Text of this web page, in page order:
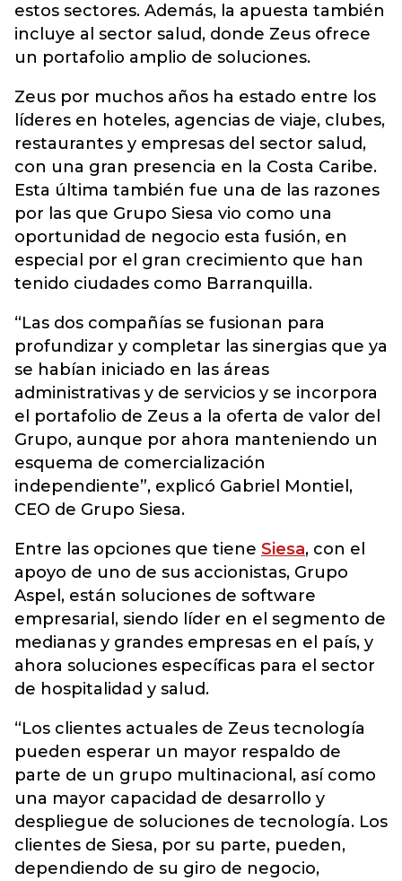
estos sectores. Además, la apuesta también
incluye al sector salud, donde Zeus ofrece
un portafolio amplio de soluciones.
Zeus por muchos años ha estado entre los
líderes en hoteles, agencias de viaje, clubes,
restaurantes y empresas del sector salud,
con una gran presencia en la Costa Caribe.
Esta última también fue una de las razones
por las que Grupo Siesa vio como una
oportunidad de negocio esta fusión, en
especial por el gran crecimiento que han
tenido ciudades como Barranquilla.
“Las dos compañías se fusionan para
profundizar y completar las sinergias que ya
se habían iniciado en las áreas
administrativas y de servicios y se incorpora
el portafolio de Zeus a la oferta de valor del
Grupo, aunque por ahora manteniendo un
esquema de comercialización
independiente”, explicó Gabriel Montiel,
CEO de Grupo Siesa.
Entre las opciones que tiene Siesa, con el
apoyo de uno de sus accionistas, Grupo
Aspel, están soluciones de software
empresarial, siendo líder en el segmento de
medianas y grandes empresas en el país, y
ahora soluciones específicas para el sector
de hospitalidad y salud.
“Los clientes actuales de Zeus tecnología
pueden esperar un mayor respaldo de
parte de un grupo multinacional, así como
una mayor capacidad de desarrollo y
despliegue de soluciones de tecnología. Los
clientes de Siesa, por su parte, pueden,
dependiendo de su giro de negocio,